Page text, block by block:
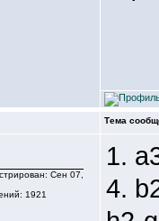
Тема
Сен 07,
1921
1.
4.